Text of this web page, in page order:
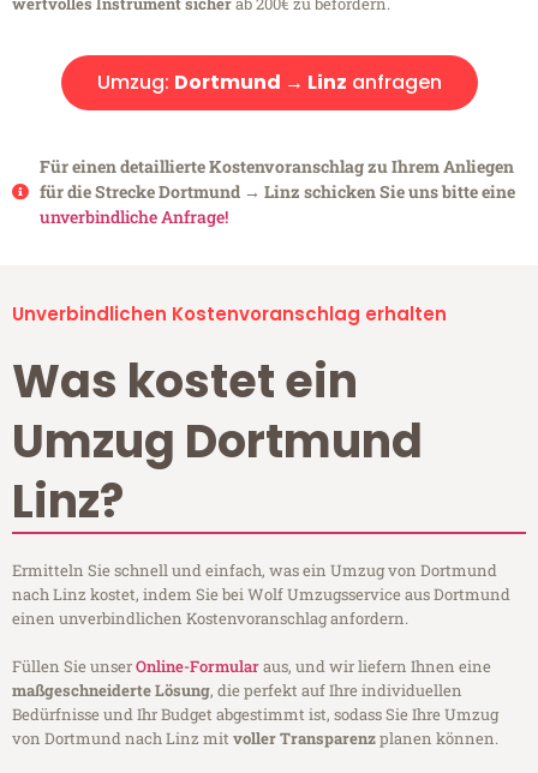
Umzug: Dortmund → Linz anfragen
Für einen detaillierte Kostenvoranschlag zu Ihrem Anliegen
für die Strecke Dortmund → Linz schicken Sie uns bitte eine
unverbindliche Anfrage!
Unverbindlichen Kostenvoranschlag erhalten
Was kostet ein
Umzug Dortmund
Linz?
Ermitteln Sie schnell und einfach, was ein Umzug von Dortmund
nach Linz kostet, indem Sie bei Wolf Umzugsservice aus Dortmund
einen unverbindlichen Kostenvoranschlag anfordern.
Füllen Sie unserOnline-Formularaus, und wir liefern Ihnen eine
maßgeschneiderte Lösung, die perfekt auf Ihre individuellen
Bedürfnisse und Ihr Budget abgestimmt ist, sodass Sie Ihre Umzug
von Dortmund nach Linz mitvoller Transparenzplanen können.